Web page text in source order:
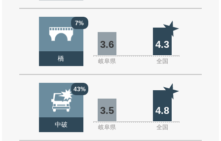
7%
橋
3.6 4.3
岐阜県 全国
43%
中破
3.5 4.8
岐阜県 全国